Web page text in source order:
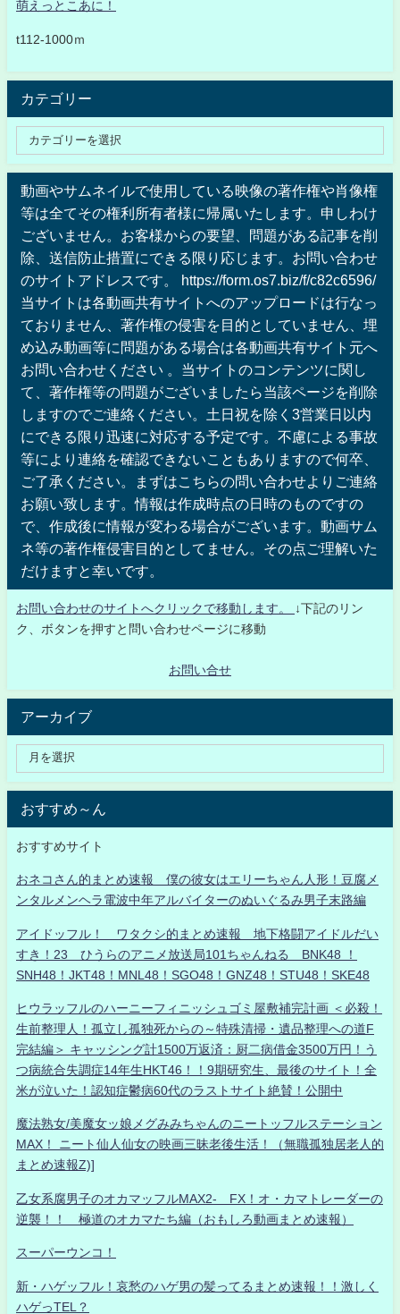
萌えっとこあに！
t112-1000ｍ
カテゴリー
動画やサムネイルで使用している映像の著作権や肖像権
等は全てその権利所有者様に帰属いたします。申しわけ
ございません。お客様からの要望、問題がある記事を削
除、送信防止措置にできる限り応じます。お問い合わせ
のサイトアドレスです。 https://form.os7.biz/f/c82c6596/
当サイトは各動画共有サイトへのアップロードは行なっ
ておりません、著作権の侵害を目的としていません、埋
め込み動画等に問題がある場合は各動画共有サイト元へ
お問い合わせください 。当サイトのコンテンツに関し
て、著作権等の問題がございましたら当該ページを削除
しますのでご連絡ください。土日祝を除く3営業日以内
にできる限り迅速に対応する予定です。不慮による事故
等により連絡を確認できないこともありますので何卒、
ご了承ください。まずはこちらの問い合わせよりご連絡
お願い致します。情報は作成時点の日時のものですの
で、作成後に情報が変わる場合がございます。動画サム
ネ等の著作権侵害目的としてません。その点ご理解いた
だけますと幸いです。
お問い合わせのサイトへクリックで移動します。
↓下記のリン
ク、ボタンを押すと問い合わせページに移動
お問い合せ
アーカイブ
おすすめ～ん
おすすめサイト
おネコさん的まとめ速報 僕の彼女はエリーちゃん人形！豆腐メ
ンタルメンヘラ電波中年アルバイターのぬいぐるみ男子末路編
アイドッフル！ ワタクシ的まとめ速報 地下格闘アイドルだい
すき！23 ひうらのアニメ放送局101ちゃんねる BNK48 ！
SNH48！JKT48！MNL48！SGO48！GNZ48！STU48！SKE48
ヒウラッフルのハーニーフィニッシュゴミ屋敷補完計画 ＜必殺！
生前整理人！孤立し孤独死からの～特殊清掃・遺品整理への道F
完結編＞ キャッシング計1500万返済：厨二病借金3500万円！う
つ病統合失調症14年生HKT46！！9期研究生、最後のサイト！全
米が泣いた！認知症鬱病60代のラストサイト絶賛！公開中
魔法熟女/美魔女ッ娘メグみみちゃんのニートッフルステーション
MAX！ ニート仙人仙女の映画三昧老後生活！（無職孤独居老人的
まとめ速報Z)]
乙女系腐男子のオカマッフルMAX2- FX！オ・カマトレーダーの
逆襲！！ 極道のオカマたち編（おもしろ動画まとめ速報）
スーパーウンコ！
新・ハゲッフル！哀愁のハゲ男の髪ってるまとめ速報！！激しく
ハゲっTEL？